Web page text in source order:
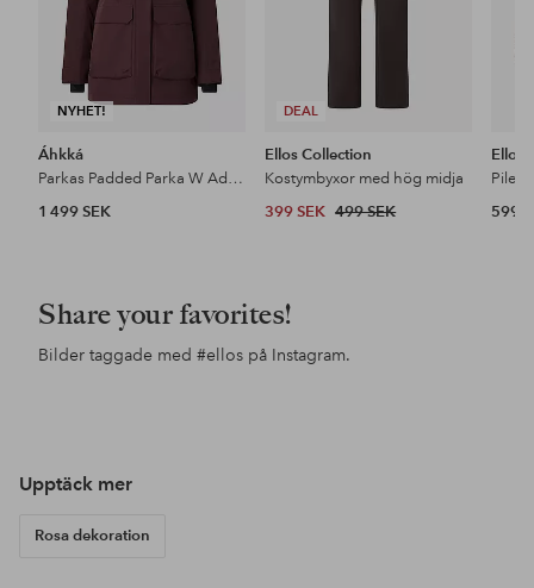
NYHET!
Áhkká
Parkas Padded Parka W Adjustable Waist
1 499 SEK
DEAL
Ellos Collection
Kostymbyxor med hög midja
399 SEK 499 SEK
Ellos
599
Share your favorites!
Bilder taggade med #ellos på Instagram.
Upptäck mer
Rosa dekoration